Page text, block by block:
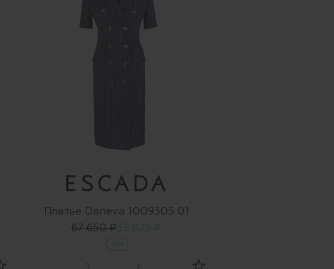
Платье Daneva 1009305 01
67 650 ₽33 825 ₽
-50%